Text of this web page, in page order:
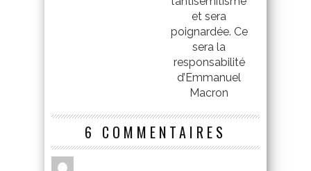
et sera
poignardée. Ce
sera la
responsabilité
d’Emmanuel
Macron
6 COMMENTAIRES